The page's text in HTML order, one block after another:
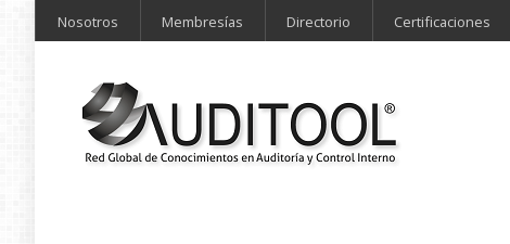
Nosotros Membresías Directorio Certificaciones